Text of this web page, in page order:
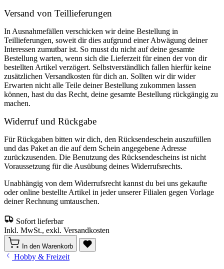
Versand von Teillieferungen
In Ausnahmefällen verschicken wir deine Bestellung in
Teillieferungen, soweit dir dies aufgrund einer Abwägung deiner
Interessen zumutbar ist. So musst du nicht auf deine gesamte
Bestellung warten, wenn sich die Lieferzeit für einen der von dir
bestellten Artikel verzögert. Selbstverständlich fallen hierfür keine
zusätzlichen Versandkosten für dich an. Sollten wir dir wider
Erwarten nicht alle Teile deiner Bestellung zukommen lassen
können, hast du das Recht, deine gesamte Bestellung rückgängig zu
machen.
Widerruf und Rückgabe
Für Rückgaben bitten wir dich, den Rücksendeschein auszufüllen
und das Paket an die auf dem Schein angegebene Adresse
zurückzusenden. Die Benutzung des Rücksendescheins ist nicht
Voraussetzung für die Ausübung deines Widerrufsrechts.
Unabhängig von dem Widerrufsrecht kannst du bei uns gekaufte
oder online bestellte Artikel in jeder unserer Filialen gegen Vorlage
deiner Rechnung umtauschen.
Sofort lieferbar
Inkl. MwSt., exkl. Versandkosten
In den Warenkorb
Hobby & Freizeit